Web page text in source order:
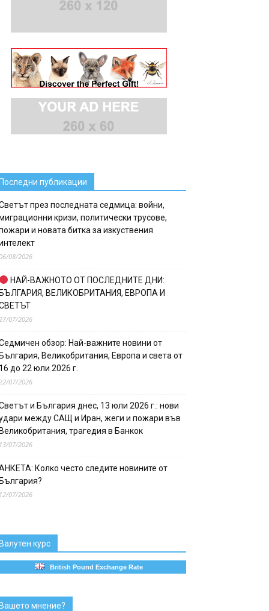
публикации
през последната седмица: войни,
кризи, политически трусове,
и новата битка за изкуствения
08/2026
НАЙ-ВАЖНОТО ОТ ПОСЛЕДНИТЕ ДНИ:
ВЕЛИКОБРИТАНИЯ, ЕВРОПА И
07/2026
обзор: Най-важните новини от
Великобритания, Европа и света от
до 22 юли 2026 г.
07/2026
и България днес, 13 юли 2026 г.: нови
между САЩ и Иран, жеги и пожари във
трагедия в Банкок
07/2026
Колко често следите новините от
07/2026
курс
British Pound Exchange Rate
мнение?